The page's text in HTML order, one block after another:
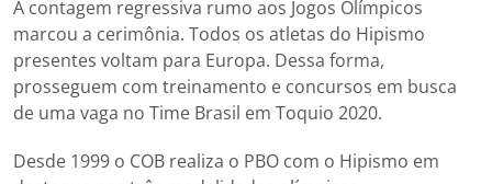
A contagem regressiva rumo aos Jogos Olímpicos
marcou a cerimônia. Todos os atletas do Hipismo
presentes voltam para Europa. Dessa forma,
prosseguem com treinamento e concursos em busca
de uma vaga no Time Brasil em Toquio 2020.
Desde 1999 o COB realiza o PBO com o Hipismo em